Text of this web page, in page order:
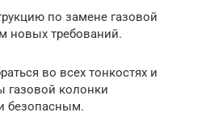
по замене газовой
новых требований.
во всех тонкостях и
газовой колонки
безопасным.